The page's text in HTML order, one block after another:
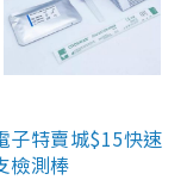
子特賣城$15快速
檢測棒